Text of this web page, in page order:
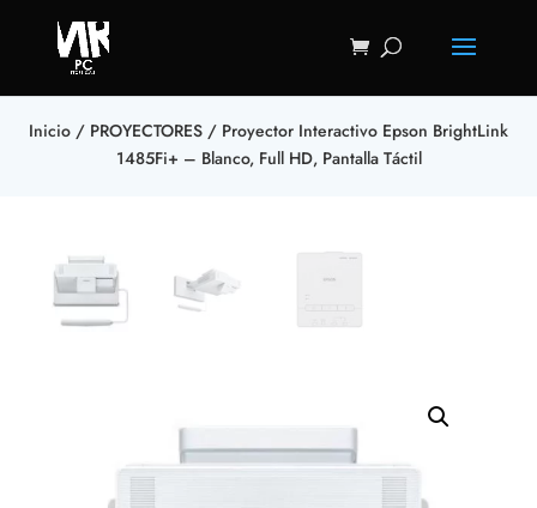
Inicio / PROYECTORES / Proyector Interactivo Epson BrightLink
1485Fi+ – Blanco, Full HD, Pantalla Táctil